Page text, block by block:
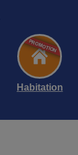
Habitation